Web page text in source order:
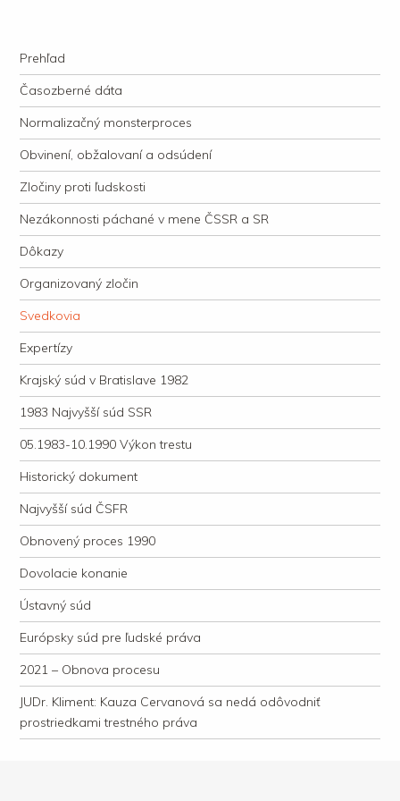
justície
Navigation
Skip to content
Prehľad
Časozberné dáta
Normalizačný monsterproces
Obvinení, obžalovaní a odsúdení
Zločiny proti ľudskosti
Nezákonnosti páchané v mene ČSSR a SR
Dôkazy
Organizovaný zločin
Svedkovia
Expertízy
Krajský súd v Bratislave 1982
1983 Najvyšší súd SSR
05.1983-10.1990 Výkon trestu
Historický dokument
Najvyšší súd ČSFR
Obnovený proces 1990
Dovolacie konanie
Ústavný súd
Európsky súd pre ľudské práva
2021 – Obnova procesu
JUDr. Kliment: Kauza Cervanová sa nedá odôvodniť
prostriedkami trestného práva